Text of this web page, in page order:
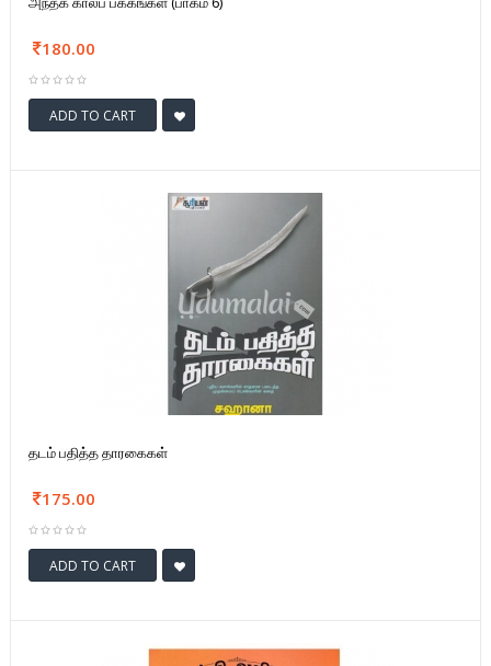
180.00
ADD TO CART
தடம் பதித்த தாரகைகள்
175.00
ADD TO CART